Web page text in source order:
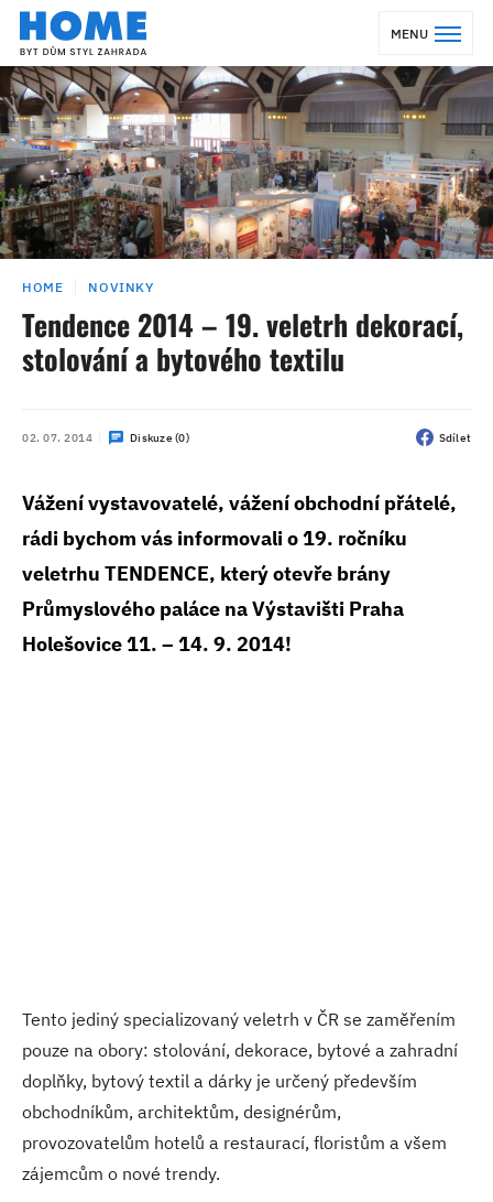
MENU
HOME NOVINKY
Tendence 2014 – 19. veletrh dekorací,
stolování a bytového textilu
02. 07. 2014 Diskuze (0) Sdílet
Vážení vystavovatelé, vážení obchodní přátelé,
rádi bychom vás informovali o 19. ročníku
veletrhu TENDENCE, který otevře brány
Průmyslového paláce na Výstavišti Praha
Holešovice 11. – 14. 9. 2014!
Tento jediný specializovaný veletrh v ČR se zaměřením
pouze na obory: stolování, dekorace, bytové a zahradní
doplňky, bytový textil a dárky je určený především
obchodníkům, architektům, designérům,
provozovatelům hotelů a restaurací, floristům a všem
zájemcům o nové trendy.